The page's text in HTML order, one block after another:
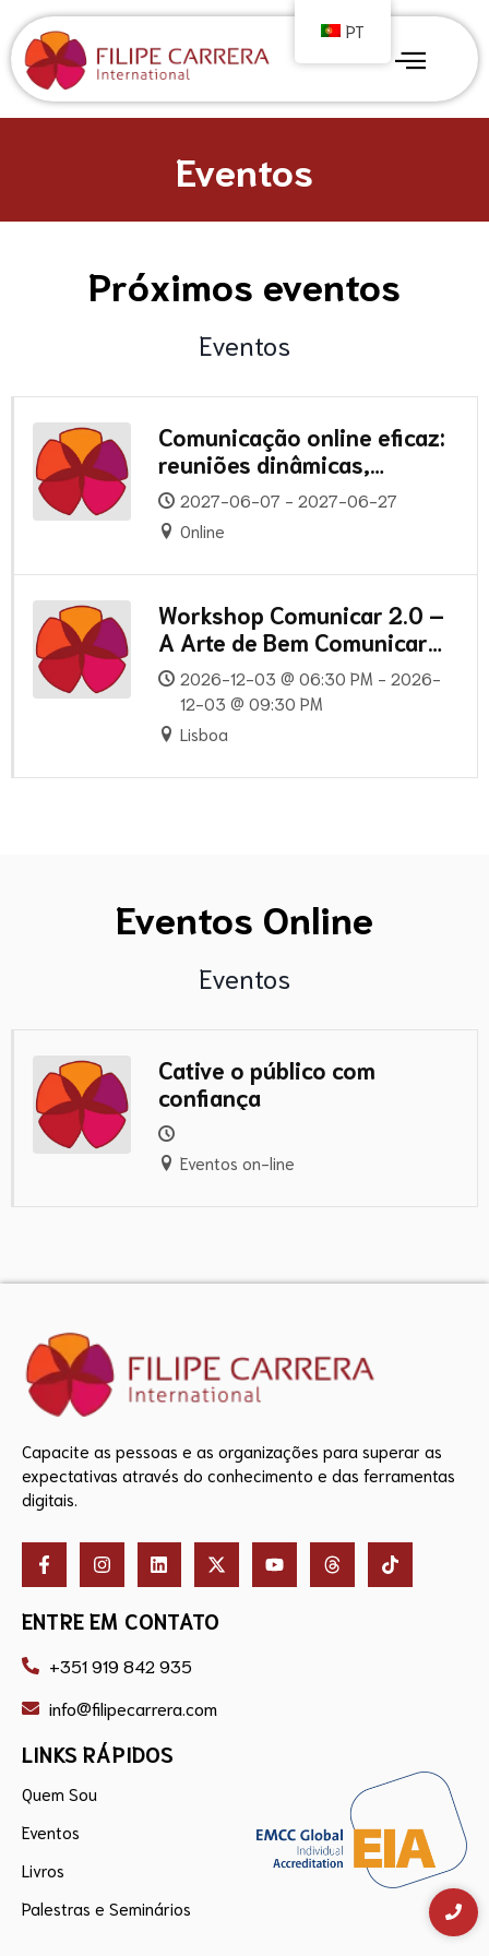
Eventos
Próximos eventos
Eventos
Comunicação online eficaz:
reuniões dinâmicas,
formação envolvente e
apresentações cativantes!
2027-06-07 - 2027-06-27
Online
Workshop Comunicar 2.0 –
A Arte de Bem Comunicar
no Século XXI
2026-12-03 @ 06:30 PM - 2026-
12-03 @ 09:30 PM
Lisboa
Eventos Online
Eventos
Cative o público com
confiança
Eventos on-line
Capacite as pessoas e as organizações para superar as
expectativas através do conhecimento e das ferramentas
digitais.
ENTRE EM CONTATO
+351 919 842 935
info@filipecarrera.com
LINKS RÁPIDOS
Quem Sou
Eventos
Livros
Palestras e Seminários
PT